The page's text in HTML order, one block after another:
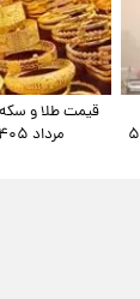
تندباد، گردوخاک و رگبار باران تا ۵
مرداد ۱۴۰۵ +جدول